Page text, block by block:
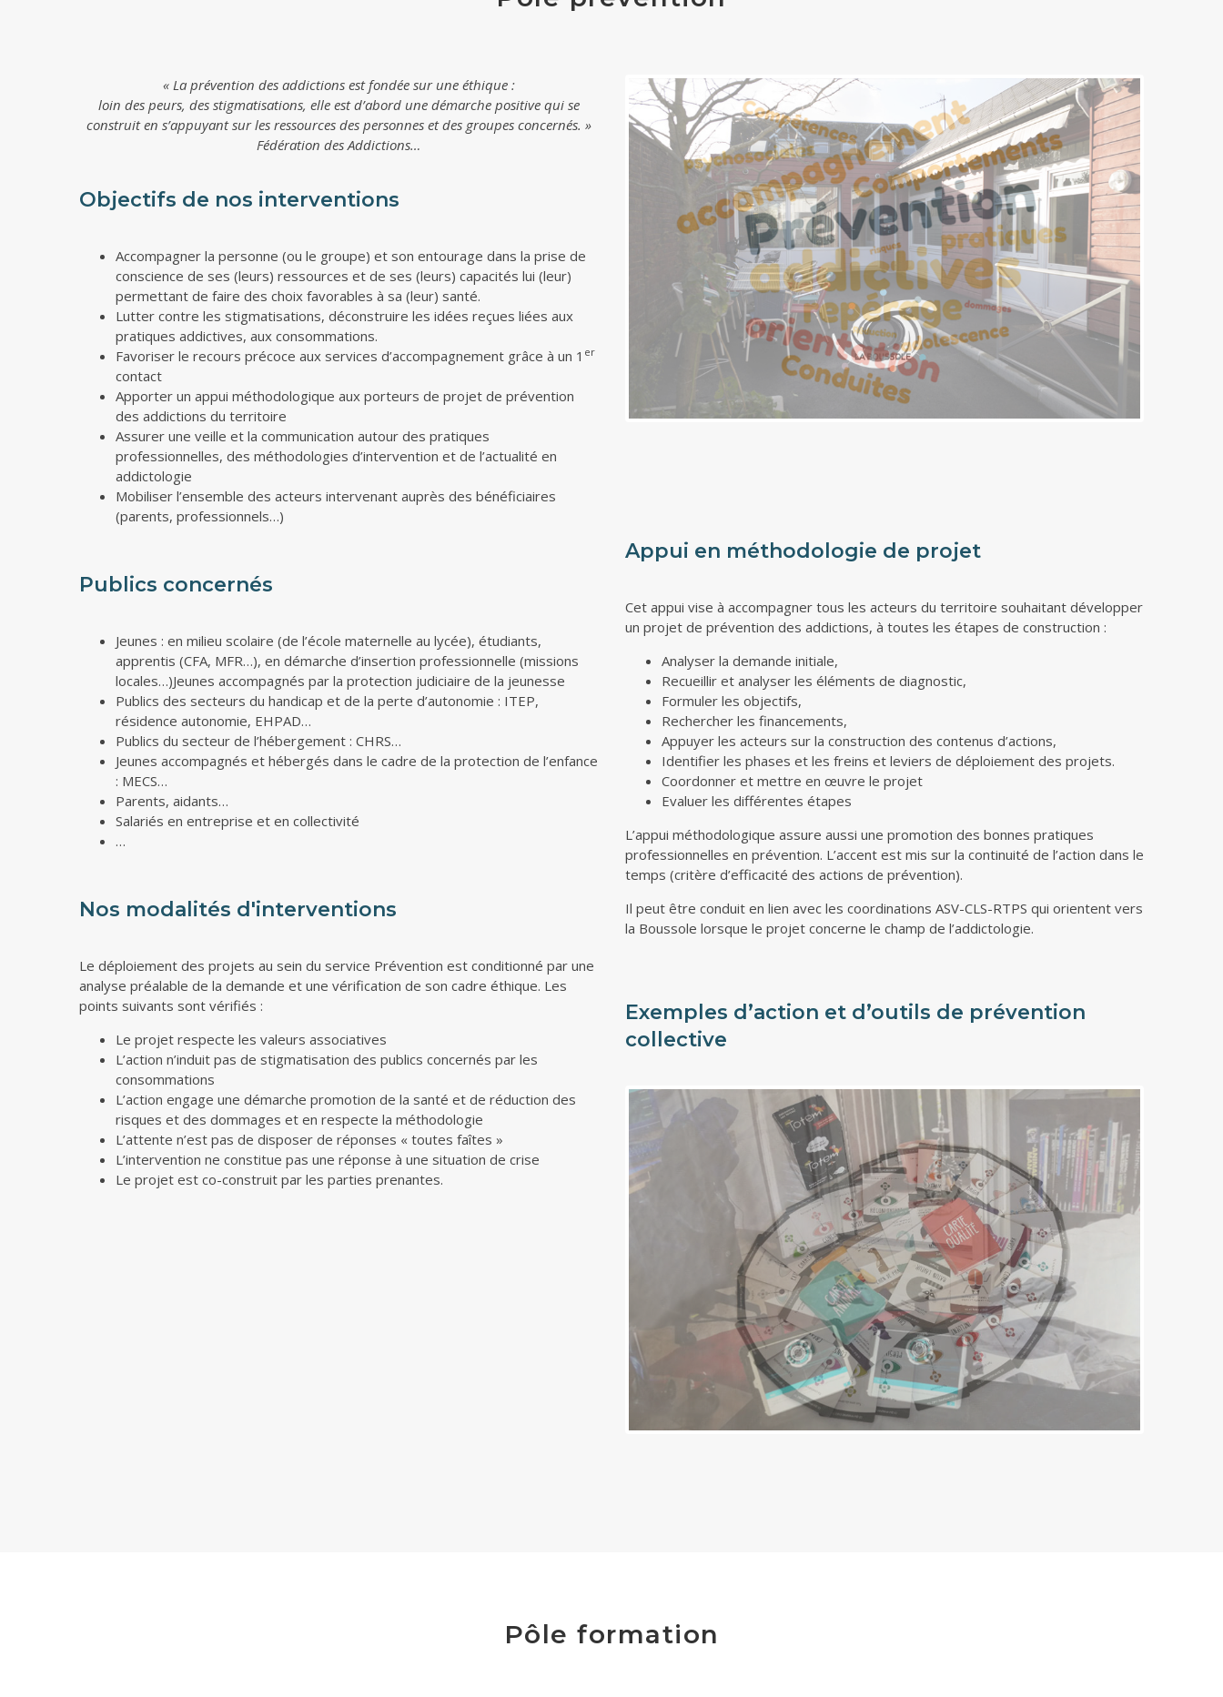
« La prévention des addictions est fondée sur une éthique :
loin des peurs, des stigmatisations, elle est d’abord une démarche positive qui se
construit en s’appuyant sur les ressources des personnes et des groupes concernés. »
Fédération des Addictions…
Objectifs de nos interventions
Accompagner la personne (ou le groupe) et son entourage dans la prise de
conscience de ses (leurs) ressources et de ses (leurs) capacités lui (leur)
permettant de faire des choix favorables à sa (leur) santé.
Lutter contre les stigmatisations, déconstruire les idées reçues liées aux
pratiques addictives, aux consommations.
Favoriser le recours précoce aux services d’accompagnement grâce à un 1 er
contact
Apporter un appui méthodologique aux porteurs de projet de prévention
des addictions du territoire
Assurer une veille et la communication autour des pratiques
professionnelles, des méthodologies d’intervention et de l’actualité en
addictologie
Mobiliser l’ensemble des acteurs intervenant auprès des bénéficiaires
(parents, professionnels…)
Publics concernés
Jeunes : en milieu scolaire (de l’école maternelle au lycée), étudiants,
apprentis (CFA, MFR…), en démarche d’insertion professionnelle (missions
locales…)Jeunes accompagnés par la protection judiciaire de la jeunesse
Publics des secteurs du handicap et de la perte d’autonomie : ITEP,
résidence autonomie, EHPAD…
Publics du secteur de l’hébergement : CHRS…
Jeunes accompagnés et hébergés dans le cadre de la protection de l’enfance
: MECS…
Parents, aidants…
Salariés en entreprise et en collectivité
…
Nos modalités d'interventions
Le déploiement des projets au sein du service Prévention est conditionné par une
analyse préalable de la demande et une vérification de son cadre éthique. Les
points suivants sont vérifiés :
Le projet respecte les valeurs associatives
L’action n’induit pas de stigmatisation des publics concernés par les
consommations
L’action engage une démarche promotion de la santé et de réduction des
risques et des dommages et en respecte la méthodologie
L’attente n’est pas de disposer de réponses « toutes faîtes »
L’intervention ne constitue pas une réponse à une situation de crise
Le projet est co-construit par les parties prenantes.
Appui en méthodologie de projet
Cet appui vise à accompagner tous les acteurs du territoire souhaitant développer
un projet de prévention des addictions, à toutes les étapes de construction :
Analyser la demande initiale,
Recueillir et analyser les éléments de diagnostic,
Formuler les objectifs,
Rechercher les financements,
Appuyer les acteurs sur la construction des contenus d’actions,
Identifier les phases et les freins et leviers de déploiement des projets.
Coordonner et mettre en œuvre le projet
Evaluer les différentes étapes
L’appui méthodologique assure aussi une promotion des bonnes pratiques
professionnelles en prévention. L’accent est mis sur la continuité de l’action dans le
temps (critère d’efficacité des actions de prévention).
Il peut être conduit en lien avec les coordinations ASV-CLS-RTPS qui orientent vers
la Boussole lorsque le projet concerne le champ de l’addictologie.
Exemples d’action et d’outils de prévention
collective
Pôle formation